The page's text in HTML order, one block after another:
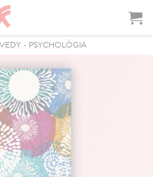
- PSYCHOLÓGIA